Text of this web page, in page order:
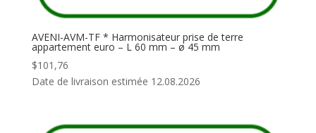
AVENI-AVM-TF * Harmonisateur prise de terre
appartement euro – L 60 mm – ø 45 mm
$101,76
Date de livraison estimée 12.08.2026